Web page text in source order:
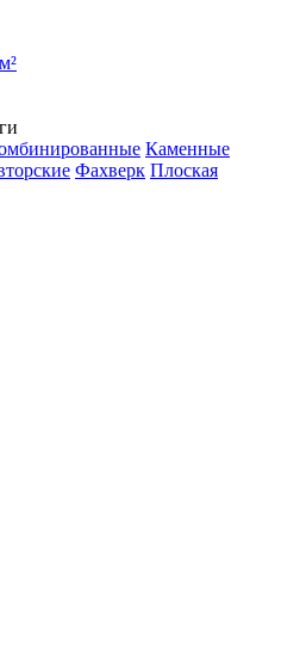
Каменные
Фахверк Плоская